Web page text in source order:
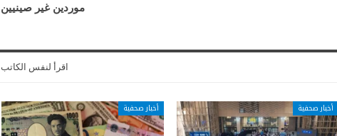
موردين غير صينيين
اقرأ لنفس الكاتب
أخبار صحفية أخبار صحفية